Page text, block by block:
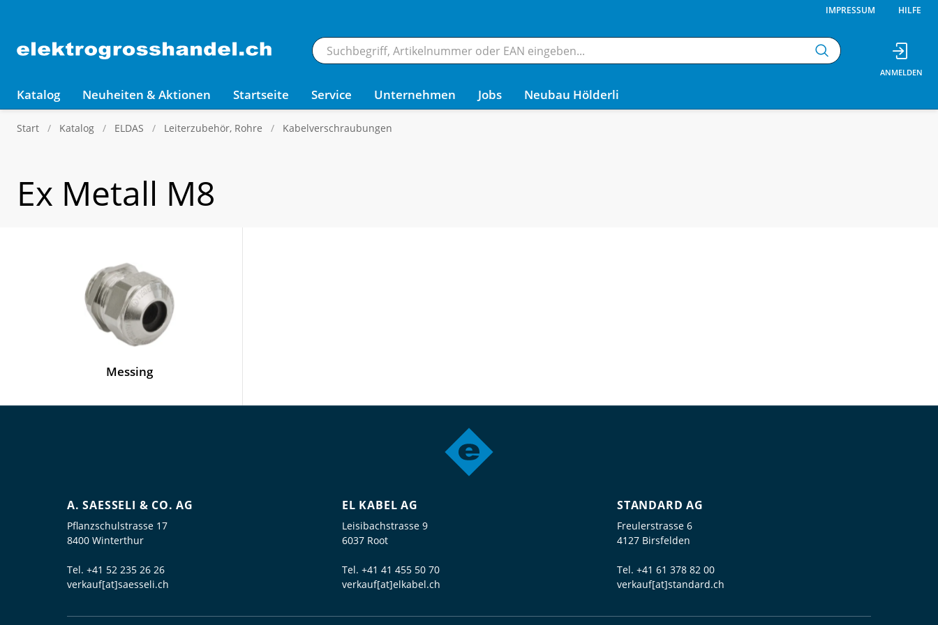
IMPRESSUM HILFE
Katalog Neuheiten & Aktionen Startseite Service Unternehmen Jobs Neubau Hölderli
Start Katalog ELDAS Leiterzubehör, Rohre Kabelverschraubungen
Ex Metall M8
Messing
A. SAESSELI & CO. AG
Pflanzschulstrasse 17
8400 Winterthur
Tel. +41 52 235 26 26
verkauf[at]saesseli.ch
EL KABEL AG
Leisibachstrasse 9
6037 Root
Tel. +41 41 455 50 70
verkauf[at]elkabel.ch
STANDARD AG
Freulerstrasse 6
4127 Birsfelden
Tel. +41 61 378 82 00
verkauf[at]standard.ch